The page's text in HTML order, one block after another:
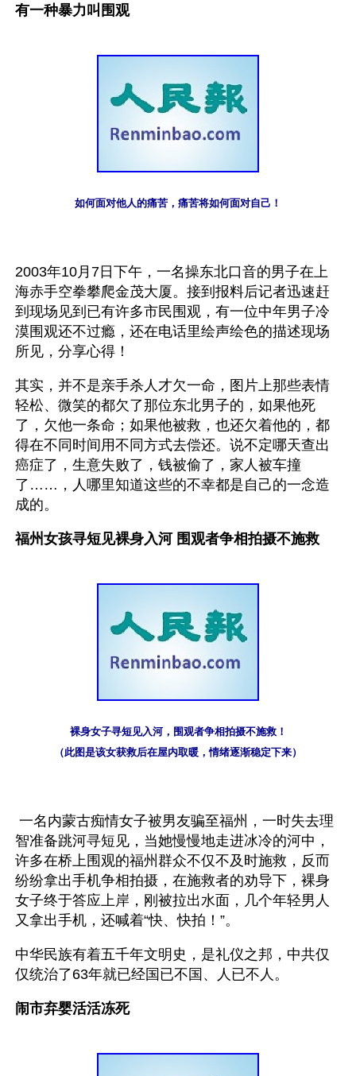
有一种暴力叫围观
如何面对他人的痛苦，痛苦将如何面对自己！
2003年10月7日下午，一名操东北口音的男子在上
海赤手空拳攀爬金茂大厦。接到报料后记者迅速赶
到现场见到已有许多市民围观，有一位中年男子冷
漠围观还不过瘾，还在电话里绘声绘色的描述现场
所见，分享心得！
其实，并不是亲手杀人才欠一命，图片上那些表情
轻松、微笑的都欠了那位东北男子的，如果他死
了，欠他一条命；如果他被救，也还欠着他的，都
得在不同时间用不同方式去偿还。说不定哪天查出
癌症了，生意失败了，钱被偷了，家人被车撞
了……，人哪里知道这些的不幸都是自己的一念造
成的。
福州女孩寻短见裸身入河 围观者争相拍摄不施救
裸身女子寻短见入河，围观者争相拍摄不施救！
（此图是该女获救后在屋内取暖，情绪逐渐稳定下来）
智准备跳河寻短见，当她慢慢地走进冰冷的河中，
许多在桥上围观的福州群众不仅不及时施救，反而
纷纷拿出手机争相拍摄，在施救者的劝导下，裸身
女子终于答应上岸，刚被拉出水面，几个年轻男人
又拿出手机，还喊着“快、快拍！”。
中华民族有着五千年文明史，是礼仪之邦，中共仅
仅统治了63年就已经国已不国、人已不人。
闹市弃婴活活冻死